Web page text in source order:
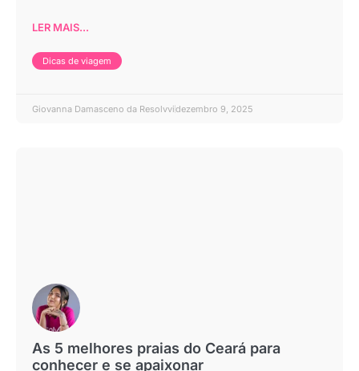
LER MAIS...
Dicas de viagem
Giovanna Damasceno da Resolvvidezembro 9, 2025
As 5 melhores praias do Ceará para
conhecer e se apaixonar